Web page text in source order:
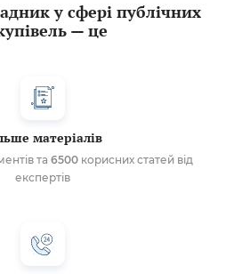
у сфері публічних
— це
матеріалів
та 6500корисних статей від
експертів